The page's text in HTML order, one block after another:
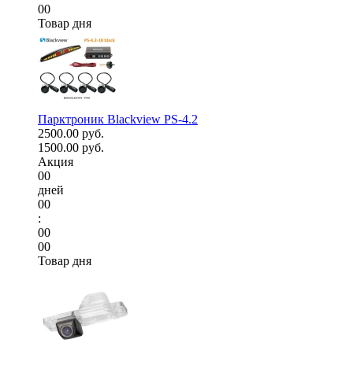
00
Товар дня
Парктроник Blackview PS-4.2
2500.00 руб.
1500.00 руб.
Акция
00
дней
00
:
00
00
Товар дня